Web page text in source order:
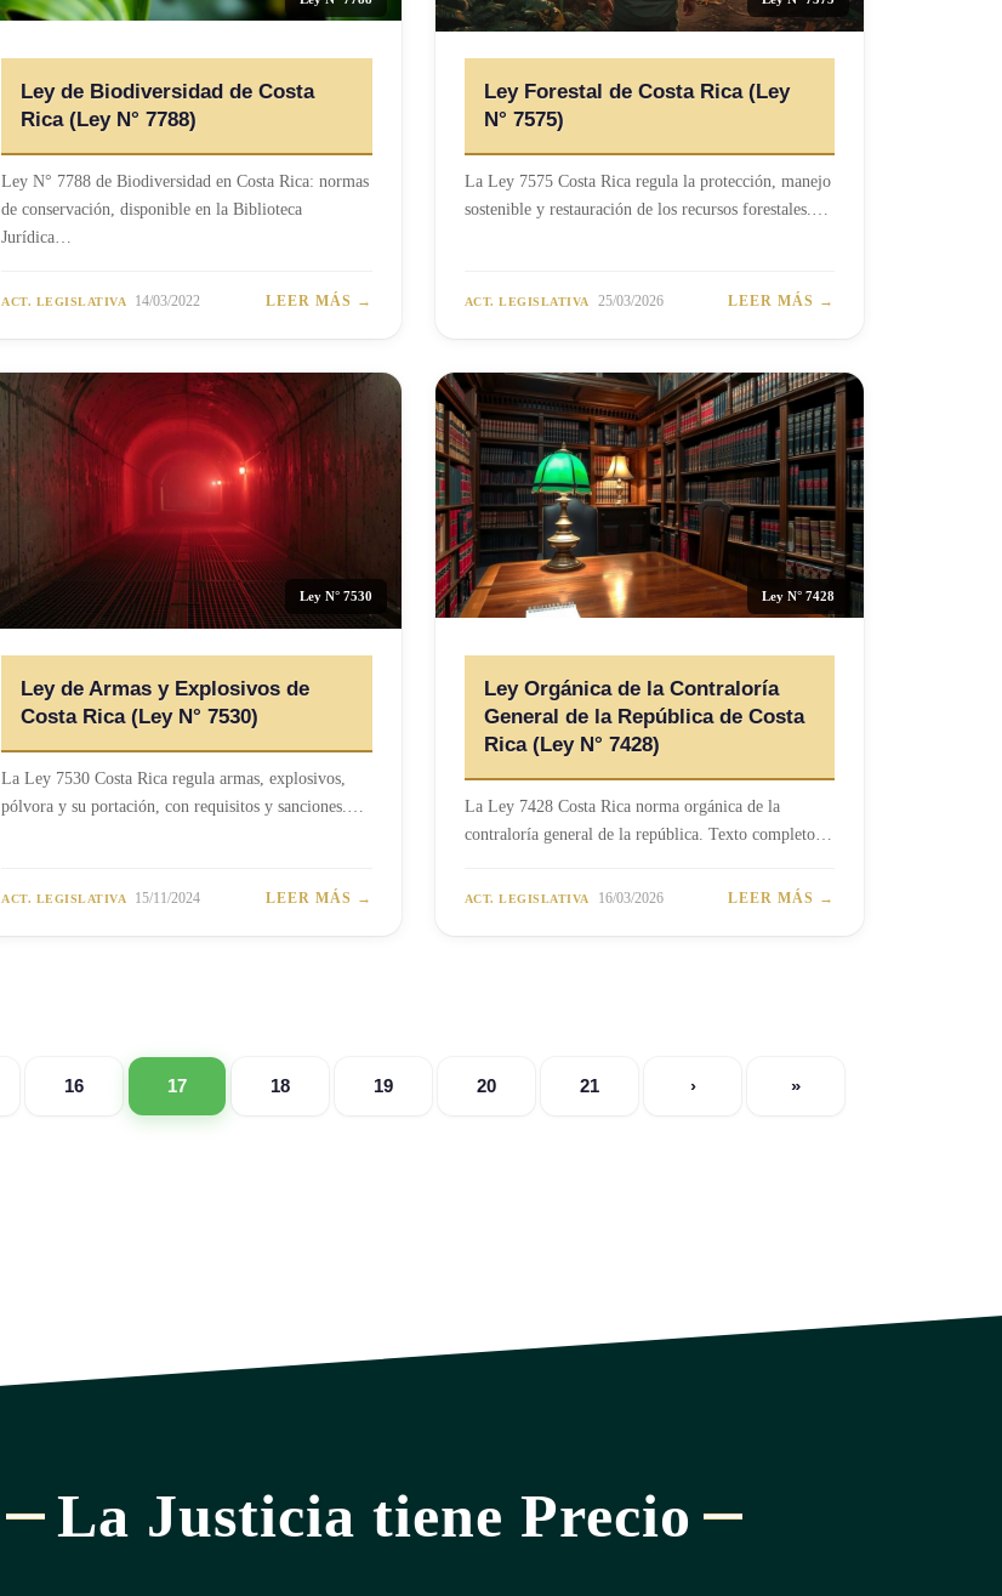
Ley de Biodiversidad de Costa
Rica (Ley N° 7788)
Ley N° 7788 de Biodiversidad en Costa Rica: normas
de conservación, disponible en la Biblioteca
Jurídica…
ACT. LEGISLATIVA 14/03/2022 LEER MÁS →
Ley Forestal de Costa Rica (Ley
N° 7575)
La Ley 7575 Costa Rica regula la protección, manejo
sostenible y restauración de los recursos forestales.…
ACT. LEGISLATIVA 25/03/2026 LEER MÁS →
Ley N° 7530
Ley de Armas y Explosivos de
Costa Rica (Ley N° 7530)
La Ley 7530 Costa Rica regula armas, explosivos,
pólvora y su portación, con requisitos y sanciones.…
ACT. LEGISLATIVA 15/11/2024 LEER MÁS →
Ley N° 7428
Ley Orgánica de la Contraloría
General de la República de Costa
Rica (Ley N° 7428)
La Ley 7428 Costa Rica norma orgánica de la
contraloría general de la república. Texto completo…
ACT. LEGISLATIVA 16/03/2026 LEER MÁS →
16 17 18 19 20 21 › »
La Justicia tiene Precio